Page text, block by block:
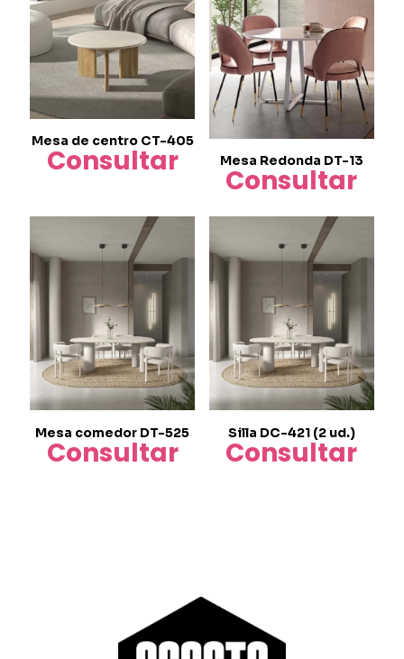
Mesa de centro CT-405
Consultar Mesa Redonda DT-13
Consultar
Mesa comedor DT-525
Consultar
Silla DC-421 (2 ud.)
Consultar